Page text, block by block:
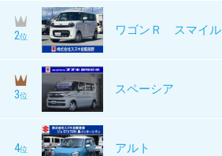
2位 ワゴンＲ スマイル
3位 スペーシア
4位 アルト